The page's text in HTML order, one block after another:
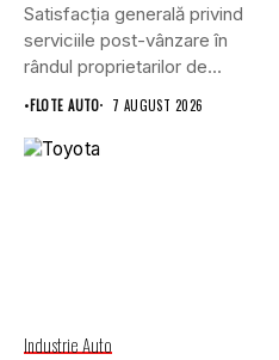
Satisfacția generală privind
serviciile post-vânzare în
rândul proprietarilor de
vehicule cu energie...
•FLOTE AUTO 7 AUGUST 2026
Industrie Auto